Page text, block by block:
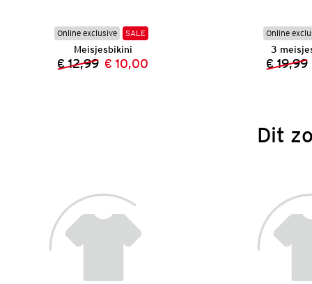
Online exclusive SALE
Meisjesbikini
Vorige prijs:
€ 12,99 Nieuwe prijs:
€ 10,00
Online
3
€ 19,99
Dit